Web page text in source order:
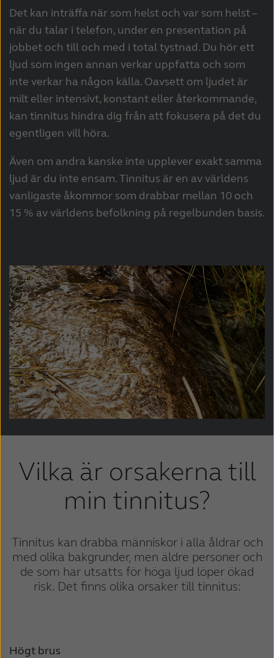
Kazakhstan Korea
Latinoamérica Netherlands
New Zealand Norge
Schweiz Suisse
Suomi Sverige
United States Österreich
عربي 日本
Det kan inträffa när som helst och var som helst –
när du talar i telefon, under en presentation på
jobbet och till och med i total tystnad. Du hör ett
ljud som ingen annan verkar uppfatta och som
inte verkar ha någon källa. Oavsett om ljudet är
milt eller intensivt, konstant eller återkommande,
kan tinnitus hindra dig från att fokusera på det du
egentligen vill höra.
Även om andra kanske inte upplever exakt samma
ljud är du inte ensam. Tinnitus är en av världens
vanligaste åkommor som drabbar mellan 10 och
15 % av världens befolkning på regelbunden basis.
Vilka är orsakerna till
min tinnitus?
Tinnitus kan drabba människor i alla åldrar och
med olika bakgrunder, men äldre personer och
de som har utsatts för höga ljud löper ökad
risk. Det finns olika orsaker till tinnitus:
Högt brus